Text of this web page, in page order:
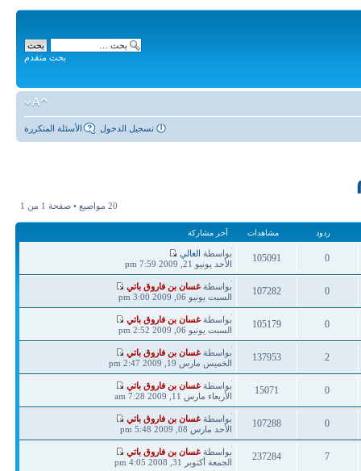
بحث متقدم
الأسئلة المتكررة تسجيل الدخول
20 مواضيع • صفحة 1 من 1
ردود مشاهدات آخر مشاركة
0
ردود
105091
مشاهدات
آخر
مشاركة
بواسطة الغالي
الأحد يونيو 21, 2009 7:59 pm
0
107282
آخر
مشاركة
بواسطةغسان بن فاروق باتي
السبت يونيو 06, 2009 3:00 pm
0
ردود
105179
مشاهدات
آخر
مشاركة
بواسطةغسان بن فاروق باتي
السبت يونيو 06, 2009 2:52 pm
2
137953
آخر
مشاركة
بواسطةغسان بن فاروق باتي
الخميس مارس 19, 2009 2:47 pm
0
ردود
15071
مشاهدات
آخر
مشاركة
بواسطةغسان بن فاروق باتي
الأربعاء مارس 11, 2009 7:28 am
0
107288
آخر
مشاركة
بواسطةغسان بن فاروق باتي
الأحد مارس 08, 2009 5:48 pm
7
237284
آخر
مشاركة
بواسطةغسان بن فاروق باتي
الجمعة أكتوبر 31, 2008 4:05 pm